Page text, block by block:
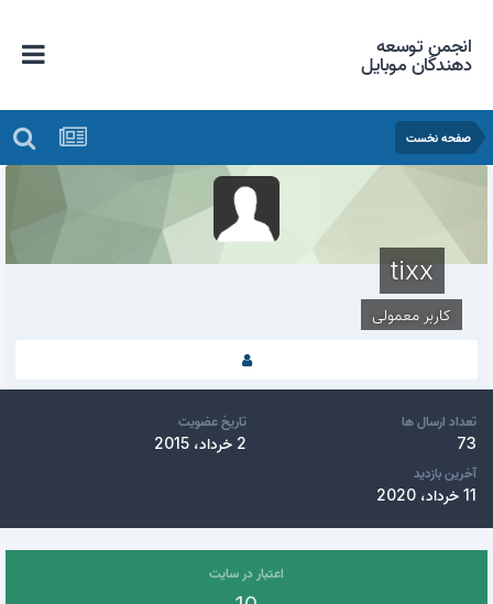
انجمن توسعه
دهندگان موبایل
صفحه نخست
tixx
کاربر معمولی
تعداد ارسال ها
73
تاریخ عضویت
2 خرداد، 2015
آخرین بازدید
11 خرداد، 2020
اعتبار در سایت